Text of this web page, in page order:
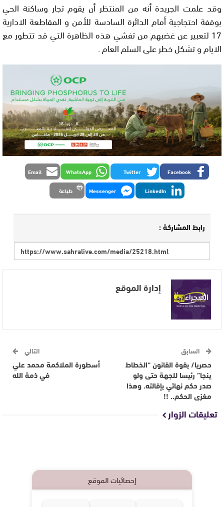
وقد علمت الجريدة أنه من المنتظر أن يقوم تجار وساكنة الحي
بوقفة احتجاجية أمام الدائرة السادسة للأمن و المقاطعة الادارية
17 لتعبير عن غضبهم من تفشي هذه الظاهرة التي قد تتطور مع
الايام و تشكل خطر على السلم العام .
Facebook
Twitter
WhatsApp
Email
LinkedIn
Messenger طباعة
رابط المشاركة :
إدارة الموقع
السابق
حصريا/ بقوة القانون “الخطاط
ينجا” رئيسا للجهة حتى ولو
صدر حكم نهائي بإقالته. وهذا
مغزى الحكم.. !!
التالي
أسطورة الملاكمة محمد علي
في ذمة الله
تعليقات الزوار
إحصائيات الموقع